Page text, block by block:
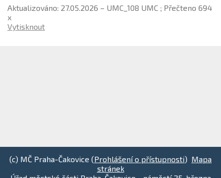
Aktualizováno: 27.05.2026 – UMC_108 UMC ; Přečteno 694
x
Vytisknout
(c) MČ Praha-Čakovice (Prohlášení o přístupnosti) Mapa
stránek